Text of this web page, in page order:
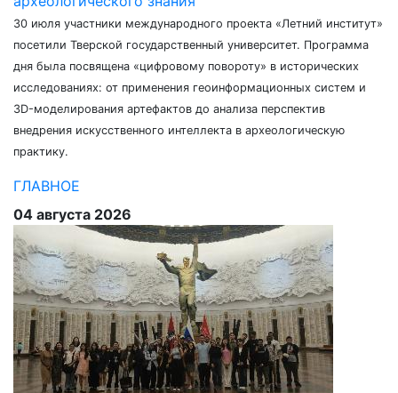
30 июля участники международного проекта «Летний институт»
посетили Тверской государственный университет. Программа
дня была посвящена «цифровому повороту» в исторических
исследованиях: от применения геоинформационных систем и
3D-моделирования артефактов до анализа перспектив
внедрения искусственного интеллекта в археологическую
практику.
ГЛАВНОЕ
04 августа 2026